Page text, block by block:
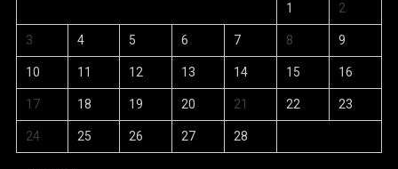
1 2
3 4 5 6 7 8 9
10 11 12 13 14 15 16
17 18 19 20 21 22 23
24 25 26 27 28